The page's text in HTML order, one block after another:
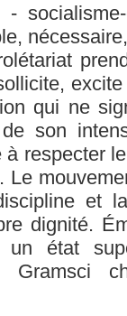
qui ne
son
respecter
et
dignité.
un état